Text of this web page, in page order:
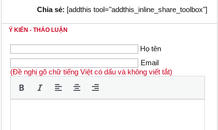
Chia sẻ: [addthis tool="addthis_inline_share_toolbox"]
Ý KIẾN - THẢO LUẬN
Họ tên
Email
(Đề nghị gõ chữ tiếng Việt có dấu và không viết tắt)